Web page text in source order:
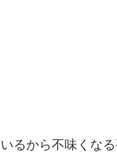
るから不味くなる